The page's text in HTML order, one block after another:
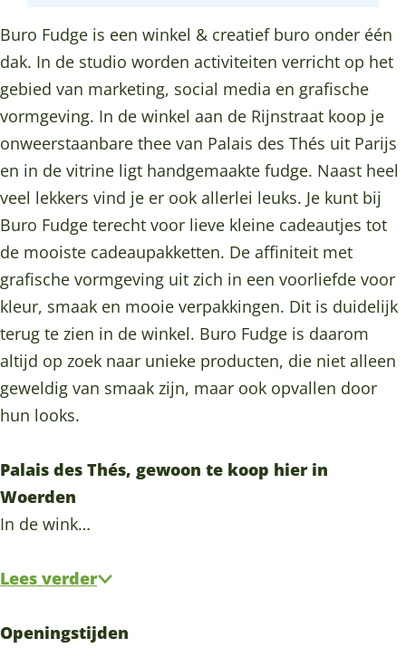
|
W
o
e
r
d
e
n
g
e
|
W
o
e
r
d
e
n
d
g
e
|
W
o
e
r
d
e
n
|
W
o
e
r
d
e
n
u
d
g
e
|
W
o
e
r
d
e
n
o
k
B
u
r
o
F
u
d
g
e
|
W
o
e
d
e
n
r
a
m
B
u
r
o
F
u
d
g
e
|
W
r
B
u
r
o
F
u
d
g
e
|
W
o
e
r
n
Buro Fudge is een winkel & creatief buro onder één
dak. In de studio worden activiteiten verricht op het
gebied van marketing, social media en grafische
vormgeving. In de winkel aan de Rijnstraat koop je
onweerstaanbare thee van Palais des Thés uit Parijs
en in de vitrine ligt handgemaakte fudge. Naast heel
veel lekkers vind je er ook allerlei leuks. Je kunt bij
Buro Fudge terecht voor lieve kleine cadeautjes tot
de mooiste cadeaupakketten. De affiniteit met
grafische vormgeving uit zich in een voorliefde voor
kleur, smaak en mooie verpakkingen. Dit is duidelijk
terug te zien in de winkel. Buro Fudge is daarom
altijd op zoek naar unieke producten, die niet alleen
geweldig van smaak zijn, maar ook opvallen door
hun looks.
Palais des Thés, gewoon te koop hier in
Woerden
In de wink…
Lees verder
Openingstijden